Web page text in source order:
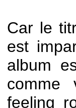
Car le
est
album
comme
feeling